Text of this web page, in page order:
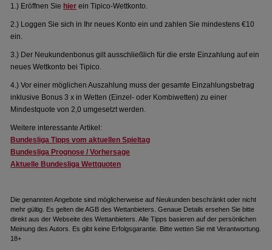
1.) Eröffnen Sie hier ein Tipico-Wettkonto.
2.) Loggen Sie sich in Ihr neues Konto ein und zahlen Sie mindestens €10
ein.
3.) Der Neukundenbonus gilt ausschließlich für die erste Einzahlung auf ein
neues Wettkonto bei Tipico.
4.) Vor einer möglichen Auszahlung muss der gesamte Einzahlungsbetrag
inklusive Bonus 3 x in Wetten (Einzel- oder Kombiwetten) zu einer
Mindestquote von 2,0 umgesetzt werden.
Weitere interessante Artikel:
Bundesliga Tipps vom aktuellen Spieltag
Bundesliga Prognose / Vorhersage
Aktuelle Bundesliga Wettquoten
Die genannten Angebote sind möglicherweise auf Neukunden beschränkt oder nicht
mehr gültig. Es gelten die AGB des Wettanbieters. Genaue Details ersehen Sie bitte
direkt aus der Webseite des Wettanbieters. Alle Tipps basieren auf der persönlichen
Meinung des Autors. Es gibt keine Erfolgsgarantie. Bitte wetten Sie mit Verantwortung.
18+